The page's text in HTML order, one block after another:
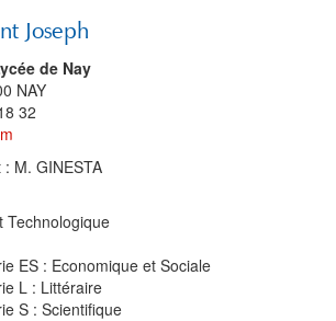
Joseph
NAY
32
: M. GINESTA
Technologique
ES : Economique et Sociale
L : Littéraire
S : Scientifique